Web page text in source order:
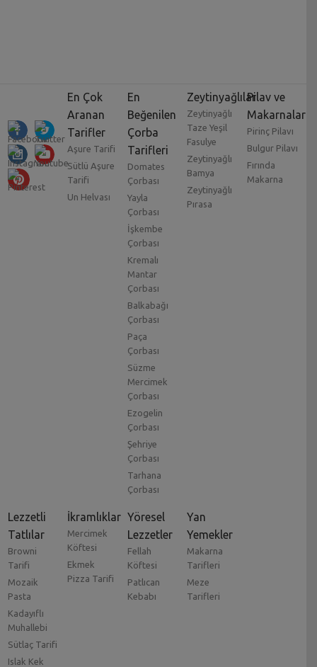
En Çok
Aranan
Tarifler
Aşure Tarifi
Sütlü Aşure
Tarifi
Un Helvası
En
Beğenilen
Çorba
Tarifleri
Domates
Çorbası
Yayla
Çorbası
İşkembe
Çorbası
Kremalı
Mantar
Çorbası
Balkabağı
Çorbası
Paça
Çorbası
Süzme
Mercimek
Çorbası
Ezogelin
Çorbası
Şehriye
Çorbası
Tarhana
Çorbası
Zeytinyağlılar
Zeytinyağlı
Taze Yeşil
Fasulye
Zeytinyağlı
Bamya
Zeytinyağlı
Pırasa
Pilav ve
Makarnalar
Pirinç Pilavı
Bulgur Pilavı
Fırında
Makarna
Lezzetli
Tatlılar
Browni
Tarifi
Mozaik
Pasta
Kadayıflı
Muhallebi
Sütlaç Tarifi
Islak Kek
İkramlıklar
Mercimek
Köftesi
Ekmek
Pizza Tarifi
Yöresel
Lezzetler
Fellah
Köftesi
Patlıcan
Kebabı
Yan
Yemekler
Makarna
Tarifleri
Meze
Tarifleri